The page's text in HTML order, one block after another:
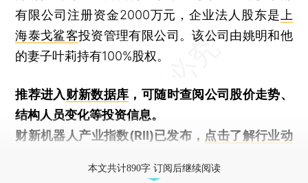
有限公司注册资金2000万元，企业法人股东是 上
海泰戈鲨客投资管理有限公司。该公司由姚明和他
的妻子叶莉持有100%股权。
推荐进入财新数据库 ，可随时查阅公司股价走势、
结构人员变化等投资信息。
财新机器人产业指数(RII)已发布， 点击了解行业动
本文共计890字 订阅后继续阅读